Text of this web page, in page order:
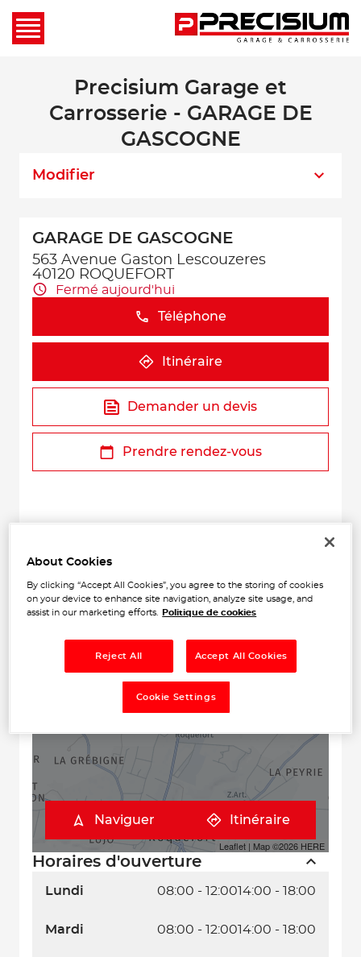
Precisium Garage et
Carrosserie - GARAGE DE
GASCOGNE
Modifier
GARAGE DE GASCOGNE
563 Avenue Gaston Lescouzeres
40120 ROQUEFORT
Fermé aujourd'hui
Téléphone
Itinéraire
Demander un devis
Prendre rendez-vous
Horaires d'ouverture
Lundi 08:00 - 12:0014:00 - 18:00
Mardi 08:00 - 12:0014:00 - 18:00
Leaflet | Map ©2026 HERE
Naviguer Itinéraire
About Cookies
By clicking “Accept All Cookies”, you agree to the storing of cookies
on your device to enhance site navigation, analyze site usage, and
assist in our marketing efforts.
Politique de cookies
Reject All Accept All Cookies
Cookie Settings